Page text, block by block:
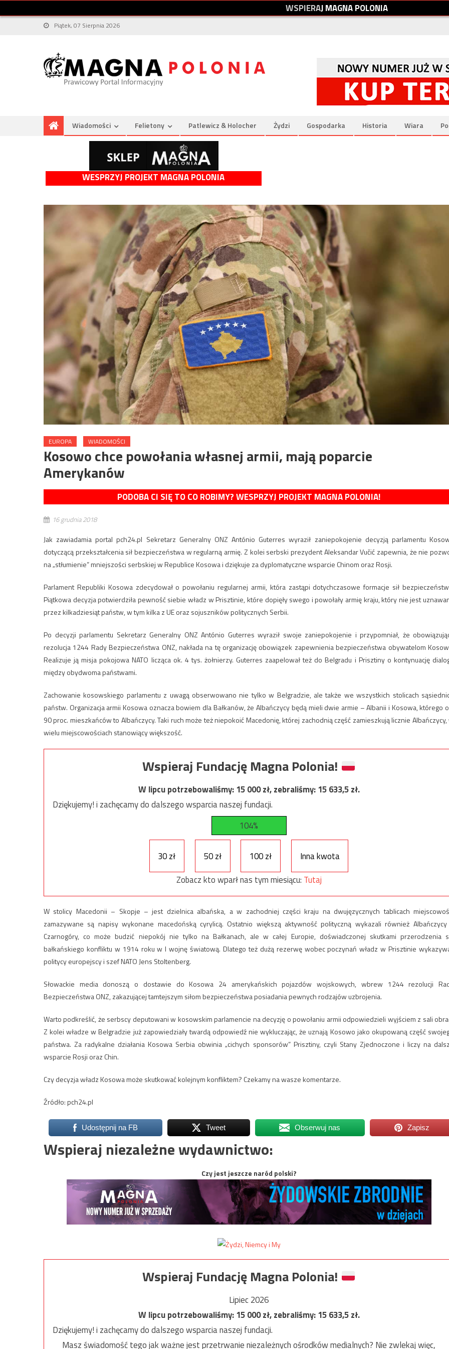
WSPIERAJMAGNAPOLONIA
Piątek, 07 Sierpnia 2026
Wiadomości Felietony Patlewicz & Holocher Żydzi Gospodarka Historia Wiara
WESPRZYJ PROJEKT MAGNA POLONIA
EUROPA WIADOMOŚCI
Kosowo chce powołania własnej armii, mają poparcie
Amerykanów
PODOBA CI SIĘ TO CO ROBIMY? WESPRZYJ PROJEKT MAGNA POLONIA!
16 grudnia 2018
Jak zawiadamia portal pch24.pl Sekretarz Generalny ONZ António Guterres wyraził zaniepokojenie decyzją parlamentu
dotyczącą przekształcenia sił bezpieczeństwa w regularną armię. Z kolei serbski prezydent Aleksandar Vučić zapewnia, że nie
na „stłumienie” mniejszości serbskiej w Republice Kosowa i dziękuje za dyplomatyczne wsparcie Chinom oraz Rosji.
Parlament Republiki Kosowa zdecydował o powołaniu regularnej armii, która zastąpi dotychczasowe formacje sił
Piątkowa decyzja potwierdziła pewność siebie władz w Prisztinie, które dopięły swego i powołały armię kraju, który nie jest
przez kilkadziesiąt państw, w tym kilka z UE oraz sojuszników politycznych Serbii.
Po decyzji parlamentu Sekretarz Generalny ONZ António Guterres wyraził swoje zaniepokojenie i przypomniał, że
rezolucja 1244 Rady Bezpieczeństwa ONZ, nakłada na tę organizację obowiązek zapewnienia bezpieczeństwa obywatelom
Realizuje ją misja pokojowa NATO licząca ok. 4 tys. żołnierzy. Guterres zaapelował też do Belgradu i Prisztiny o kontynuację
między obydwoma państwami.
Zachowanie kosowskiego parlamentu z uwagą obserwowano nie tylko w Belgradzie, ale także we wszystkich stolicach
państw. Organizacja armii Kosowa oznacza bowiem dla Bałkanów, że Albańczycy będą mieli dwie armie – Albanii i Kosowa, którego
90 proc. mieszkańców to Albańczycy. Taki ruch może też niepokoić Macedonię, której zachodnią część zamieszkują licznie Albańczycy,
wielu miejscowościach stanowiący większość.
Wspieraj Fundację Magna Polonia!
W lipcu potrzebowaliśmy:15 000zł, zebraliśmy:15 633,5zł.
Dziękujemy! i zachęcamy do dalszego wsparcia naszej fundacji.
104%
30 zł 50 zł 100 zł
Inna kwota
Zobacz kto wparł nas tym miesiącu: Tutaj
W stolicy Macedonii – Skopje – jest dzielnica albańska, a w zachodniej części kraju na dwujęzycznych tablicach
zamazywane są napisy wykonane macedońską cyrylicą. Ostatnio większą aktywność polityczną wykazali również
Czarnogóry, co może budzić niepokój nie tylko na Bałkanach, ale w całej Europie, doświadczonej skutkami przerodzenia
bałkańskiego konfliktu w 1914 roku w I wojnę światową. Dlatego też dużą rezerwę wobec poczynań władz w Prisztinie
politycy europejscy i szef NATO Jens Stoltenberg.
Słowackie media donoszą o dostawie do Kosowa 24 amerykańskich pojazdów wojskowych, wbrew 1244 rezolucji
Bezpieczeństwa ONZ, zakazującej tamtejszym siłom bezpieczeństwa posiadania pewnych rodzajów uzbrojenia.
Warto podkreślić, że serbscy deputowani w kosowskim parlamencie na decyzję o powołaniu armii odpowiedzieli wyjściem z sali
Z kolei władze w Belgradzie już zapowiedziały twardą odpowiedź nie wykluczając, że uznają Kosowo jako okupowaną część
państwa. Za radykalne działania Kosowa Serbia obwinia „cichych sponsorów” Prisztiny, czyli Stany Zjednoczone i liczy na
wsparcie Rosji oraz Chin.
Czy decyzja władz Kosowa może skutkować kolejnym konfliktem? Czekamy na wasze komentarze.
Źródło: pch24.pl
Udostępnij na FB Tweet Obserwuj nas Zapisz
Wspieraj niezależne wydawnictwo:
Czy jest jeszcze naród polski?
Wspieraj Fundację Magna Polonia!
Lipiec 2026
W lipcu potrzebowaliśmy:15 000zł, zebraliśmy:15 633,5zł.
Dziękujemy! i zachęcamy do dalszego wsparcia naszej fundacji.
Masz świadomość tego jak ważne jest przetrwanie niezależnych ośrodków medialnych? Nie zwlekaj więc,